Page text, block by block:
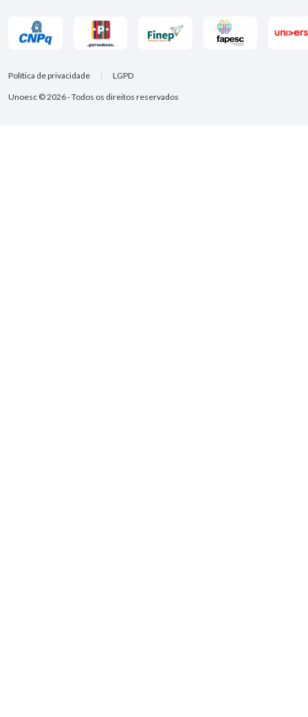
Unoesc © 2026 - Todos os direitos reservados
Política de privacidade LGPD